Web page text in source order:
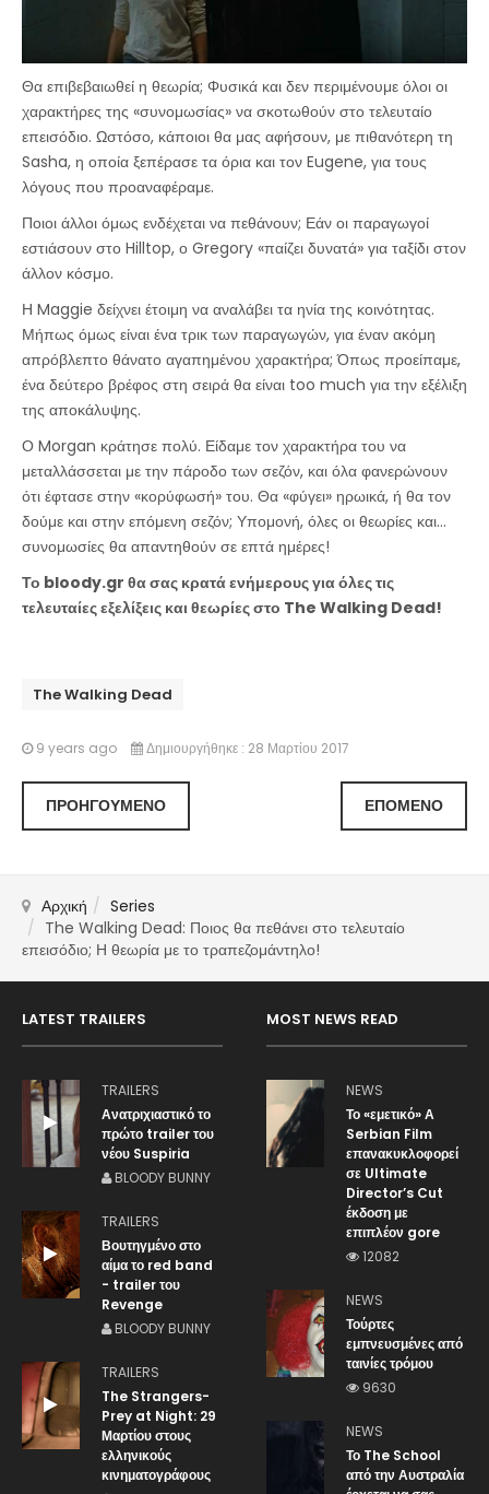
Θα επιβεβαιωθεί η θεωρία; Φυσικά και δεν περιμένουμε όλοι οι
χαρακτήρες της «συνομωσίας» να σκοτωθούν στο τελευταίο
επεισόδιο. Ωστόσο, κάποιοι θα μας αφήσουν, με πιθανότερη τη
Sasha, η οποία ξεπέρασε τα όρια και τον Eugene, για τους
λόγους που προαναφέραμε.
Ποιοι άλλοι όμως ενδέχεται να πεθάνουν; Εάν οι παραγωγοί
εστιάσουν στο Hilltop, ο Gregory «παίζει δυνατά» για ταξίδι στον
άλλον κόσμο.
Η Maggie δείχνει έτοιμη να αναλάβει τα ηνία της κοινότητας.
Μήπως όμως είναι ένα τρικ των παραγωγών, για έναν ακόμη
απρόβλεπτο θάνατο αγαπημένου χαρακτήρα; Όπως προείπαμε,
ένα δεύτερο βρέφος στη σειρά θα είναι too much για την εξέλιξη
της αποκάλυψης.
Ο Morgan κράτησε πολύ. Είδαμε τον χαρακτήρα του να
μεταλλάσσεται με την πάροδο των σεζόν, και όλα φανερώνουν
ότι έφτασε στην «κορύφωσή» του. Θα «φύγει» ηρωικά, ή θα τον
δούμε και στην επόμενη σεζόν; Υπομονή, όλες οι θεωρίες και…
συνομωσίες θα απαντηθούν σε επτά ημέρες!
Το bloody.gr θα σας κρατά ενήμερους για όλες τις
τελευταίες εξελίξεις και θεωρίες στο The Walking Dead!
The Walking Dead
9 years ago Δημιουργήθηκε : 28 Μαρτίου 2017
ΠΡΟΗΓΟΎΜΕΝΟ ΕΠΌΜΕΝΟ
Αρχική
Series
The Walking Dead: Ποιος θα πεθάνει στο τελευταίο
επεισόδιο; Η θεωρία με το τραπεζομάντηλο!
LATEST TRAILERS
TRAILERS
Ανατριχιαστικό το
πρώτο trailer του
νέου Suspiria
BLOODY BUNNY
TRAILERS
Βουτηγμένο στο
αίμα το red band
- trailer του
Revenge
BLOODY BUNNY
TRAILERS
The Strangers-
Prey at Night: 29
Μαρτίου στους
ελληνικούς
κινηματογράφους
MOST NEWS READ
NEWS
Το «εμετικό» Α
Serbian Film
επανακυκλοφορεί
σε Ultimate
Director’s Cut
έκδοση με
επιπλέον gore
12082
NEWS
Τούρτες
εμπνευσμένες από
ταινίες τρόμου
9630
NEWS
Το The School
από την Αυστραλία